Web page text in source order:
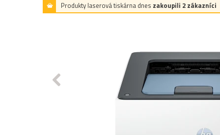
Produkty laserová tiskárna dnes zakoupili 2 zákazníci